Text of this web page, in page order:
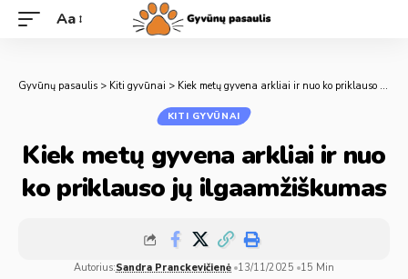
Aa
Gyvūnų pasaulis > Kiti gyvūnai > Kiek metų gyvena arkliai ir nuo ko priklauso jų ilgaamžiškumas
KITI GYVŪNAI
Kiek metų gyvena arkliai ir nuo
ko priklauso jų ilgaamžiškumas
Autorius:Sandra Pranckevičienė 13/11/2025 15 Min